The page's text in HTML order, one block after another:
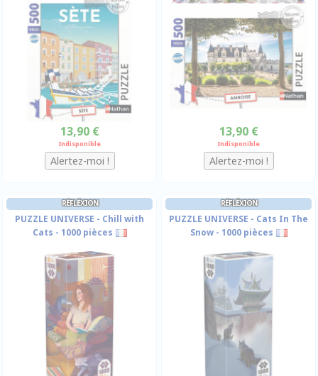
13,90 €
Indisponible
13,90 €
Indisponible
RÉFLÉXION
PUZZLE UNIVERSE - Chill with
Cats - 1000 pièces
RÉFLÉXION
PUZZLE UNIVERSE - Cats In The
Snow - 1000 pièces